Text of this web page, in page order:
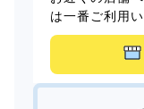
は一番ご利用